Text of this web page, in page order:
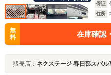
保証
住所
無
料
在庫確認
販売店： ネクステージ 春日部スバル